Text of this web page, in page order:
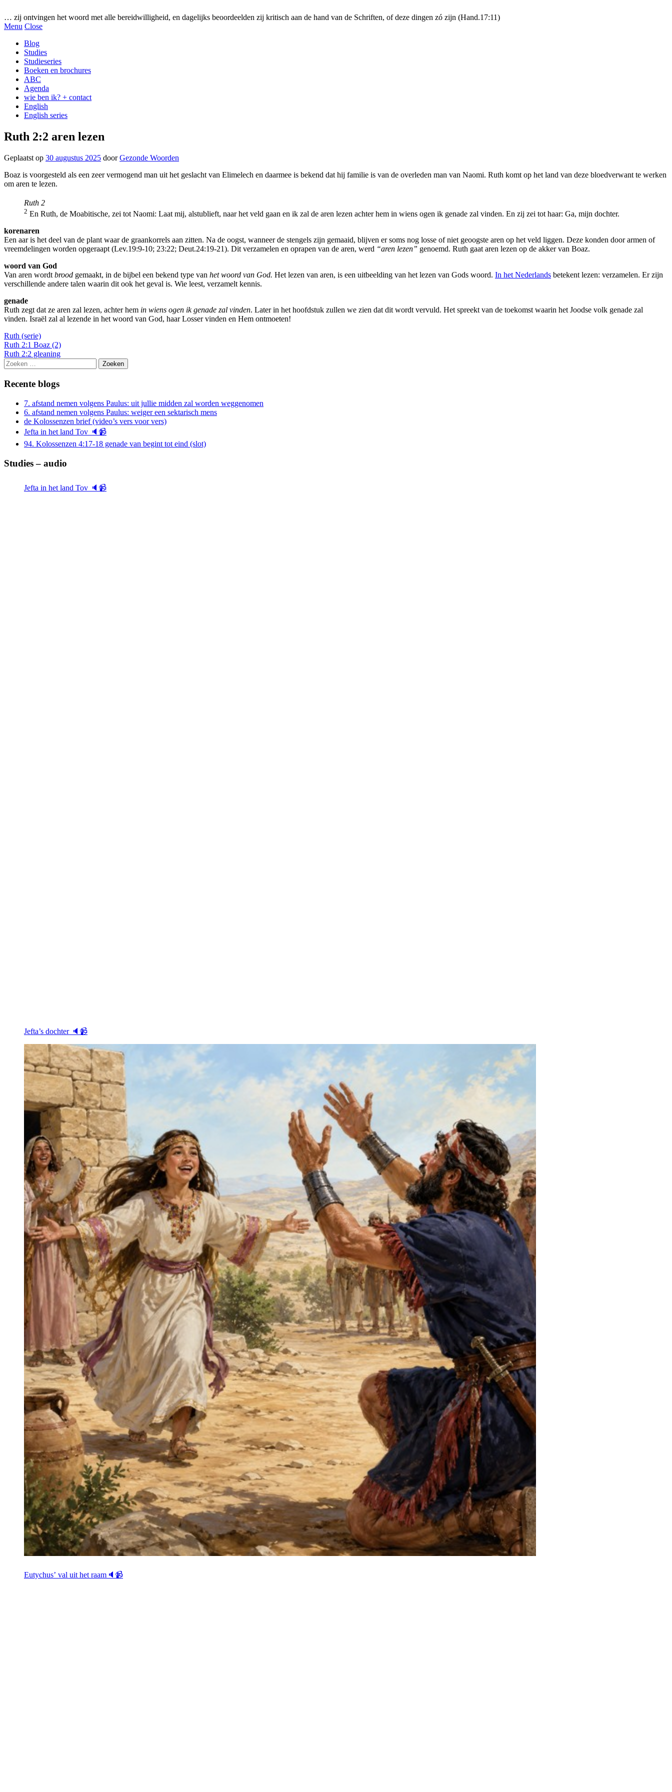
… zij ontvingen het woord met alle bereidwilligheid, en dagelijks beoordeelden zij kritisch aan de hand van de Schriften, of deze dingen zó zijn (Hand.17:11)
Menu Close
Blog
Studies
Studieseries
Boeken en brochures
ABC
Agenda
wie ben ik? + contact
English
English series
Ruth 2:2 aren lezen
Geplaatst op 30 augustus 2025 doorGezonde Woorden
Boaz is voorgesteld als een zeer vermogend man uit het geslacht van Elimelech en daarmee is bekend dat hij familie is van de overleden man van Naomi. Ruth komt op het land van deze bloedverwant te werken
om aren te lezen.
Ruth 2
2 En Ruth, de Moabitische, zei tot Naomi: Laat mij, alstublieft, naar het veld gaan en ik zal de aren lezen achter hem in wiens ogen ik genade zal vinden. En zij zei tot haar: Ga, mijn dochter.
korenaren
Een aar is het deel van de plant waar de graankorrels aan zitten. Na de oogst, wanneer de stengels zijn gemaaid, blijven er soms nog losse of niet geoogste aren op het veld liggen. Deze konden door armen of
vreemdelingen worden opgeraapt (Lev.19:9-10; 23:22; Deut.24:19-21). Dit verzamelen en oprapen van de aren, werd “aren lezen” genoemd. Ruth gaat aren lezen op de akker van Boaz.
woord van God
Van aren wordtbrood gemaakt, in de bijbel een bekend type van het woord van God. Het lezen van aren, is een uitbeelding van het lezen van Gods woord. In het Nederlands betekent lezen: verzamelen. Er zijn
verschillende andere talen waarin dit ook het geval is. Wie leest, verzamelt kennis.
genade
Ruth zegt dat ze aren zal lezen, achter hem in wiens ogen ik genade zal vinden. Later in het hoofdstuk zullen we zien dat dit wordt vervuld. Het spreekt van de toekomst waarin het Joodse volk genade zal
vinden. Israël zal al lezende in het woord van God, haar Losser vinden en Hem ontmoeten!
Ruth (serie)
Berichtnavigatie
Ruth 2:1 Boaz (2)
Ruth 2:2 gleaning
Zoeken
naar:
Recente blogs
7. afstand nemen volgens Paulus: uit jullie midden zal worden weggenomen
6. afstand nemen volgens Paulus: weiger een sektarisch mens
de Kolossenzen brief (video’s vers voor vers)
Jefta in het land Tov 🔈📹
94. Kolossenzen 4:17-18 genade van begint tot eind (slot)
Studies – audio
Jefta in het land Tov 🔈📹
Jefta’s dochter 🔈📹
Eutychus’ val uit het raam🔈📹